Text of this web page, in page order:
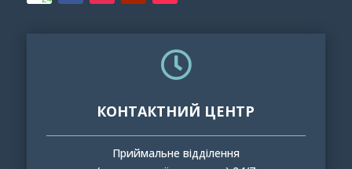

КОНТАКТНИЙ ЦЕНТР
Приймальне відділення